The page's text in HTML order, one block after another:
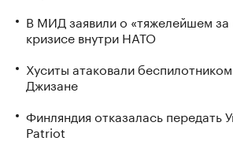
В МИД заявили о «тяжелейшем
кризисе внутри НАТО
Хуситы атаковали
Джизане
Финляндия отказалась передать
Patriot